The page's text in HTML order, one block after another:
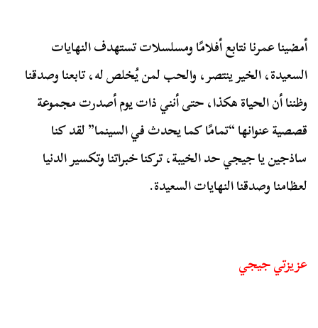
أمضينا عمرنا نتابع أفلامًا ومسلسلات تستهدف النهايات
السعيدة، الخير ينتصر، والحب لمن يُخلص له، تابعنا وصدقنا
وظننا أن الحياة هكذا، حتى أنني ذات يوم أصدرت مجموعة
قصصية عنوانها “تمامًا كما يحدث في السينما” لقد كنا
ساذجين يا جيجي حد الخيبة، تركنا خبراتنا وتكسير الدنيا
لعظامنا وصدقنا النهايات السعيدة.
عزيزتي جيجي